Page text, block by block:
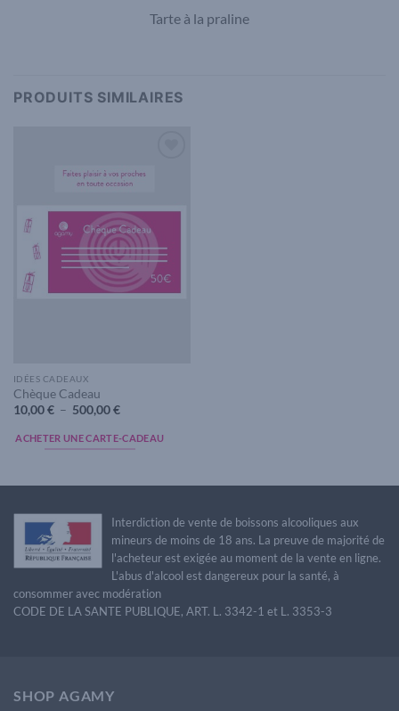
Tarte à la praline
PRODUITS SIMILAIRES
IDÉES CADEAUX
Chèque Cadeau
10,00€ – 500,00€Plage
prix :
10,00 €
ACHETER UNE CARTE-CADEAU
plusieurs
variations.
Les
options
peuvent
être
du
Interdiction de vente de boissons alcooliques aux
mineurs de moins de 18 ans. La preuve de majorité de
l'acheteur est exigée au moment de la vente en ligne.
L'abus d'alcool est dangereux pour la santé, à
consommer avec modération
CODE DE LA SANTE PUBLIQUE, ART. L. 3342-1 et L. 3353-3
SHOP AGAMY